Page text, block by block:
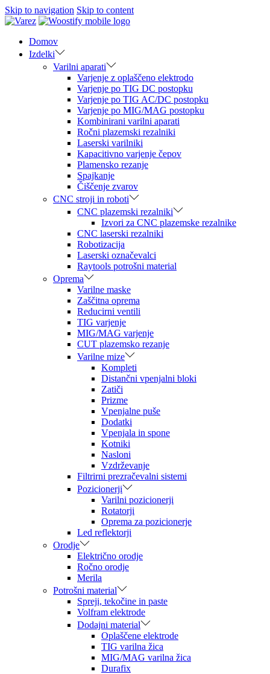
Skip to navigation Skip to content
Domov
Izdelki
Varilni aparati
Varjenje z oplaščeno elektrodo
Varjenje po TIG DC postopku
Varjenje po TIG AC/DC postopku
Varjenje po MIG/MAG postopku
Kombinirani varilni aparati
Ročni plazemski rezalniki
Laserski varilniki
Kapacitivno varjenje čepov
Plamensko rezanje
Spajkanje
Čiščenje zvarov
CNC stroji in roboti
CNC plazemski rezalniki
Izvori za CNC plazemske rezalnike
CNC laserski rezalniki
Robotizacija
Laserski označevalci
Raytools potrošni material
Oprema
Varilne maske
Zaščitna oprema
Reducirni ventili
TIG varjenje
MIG/MAG varjenje
CUT plazemsko rezanje
Varilne mize
Kompleti
Distančni vpenjalni bloki
Zatiči
Prizme
Vpenjalne puše
Dodatki
Vpenjala in spone
Kotniki
Nasloni
Vzdrževanje
Filtrirni prezračevalni sistemi
Pozicionerji
Varilni pozicionerji
Rotatorji
Oprema za pozicionerje
Led reflektorji
Orodje
Električno orodje
Ročno orodje
Merila
Potrošni material
Spreji, tekočine in paste
Volfram elektrode
Dodajni material
Oplaščene elektrode
TIG varilna žica
MIG/MAG varilna žica
Durafix